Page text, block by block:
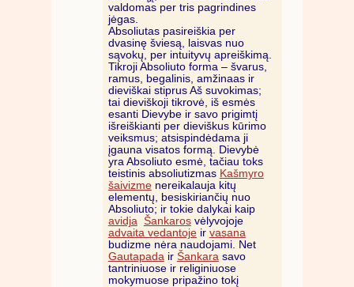
valdomas per tris pagrindines
jėgas.
Absoliutas pasireiškia per
dvasinę šviesą, laisvas nuo
sąvokų, per intuityvų apreiškimą.
Tikroji Absoliuto forma – švarus,
ramus, begalinis, amžinaas ir
dieviškai stiprus Aš suvokimas;
tai dieviškoji tikrovė, iš esmės
esanti Dievybe ir savo prigimtį
išreiškianti per dieviškus kūrimo
veiksmus; atsispindėdama ji
įgauna visatos formą. Dievybė
yra Absoliuto esmė, tačiau toks
teistinis absoliutizmas Kašmyro
šaivizmenereikalauja kitų
elementų, besiskiriančių nuo
Absoliuto; ir tokie dalykai kaip
avidja Šankarosvėlyvojoje
advaita vedantojeir vasana
budizme nėra naudojami. Net
Gautapadair Šankarasavo
tantriniuose ir religiniuose
mokymuose pripažino tokį